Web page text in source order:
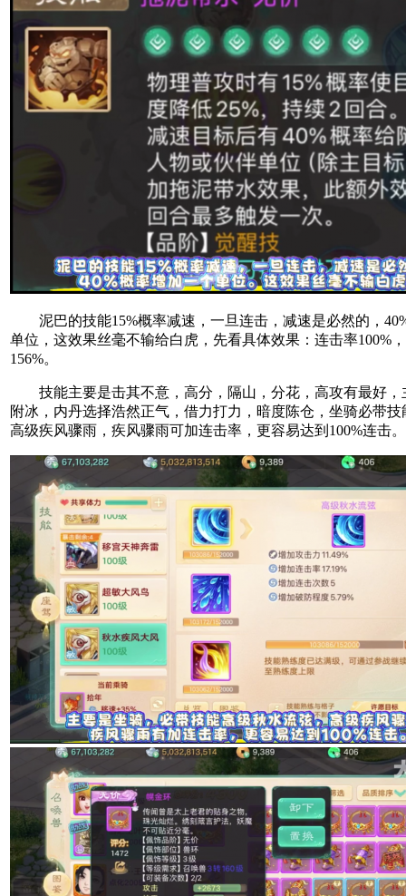
泥巴的技能15%概率减速，一旦连击，减速是必然的，
单位，这效果丝毫不输给白虎，先看具体效果：连击率100%
156%。
技能主要是击其不意，高分，隔山，分花，高攻有最好，
附冰，内丹选择浩然正气，借力打力，暗度陈仓，坐骑必带
高级疾风骤雨，疾风骤雨可加连击率，更容易达到100%连击。